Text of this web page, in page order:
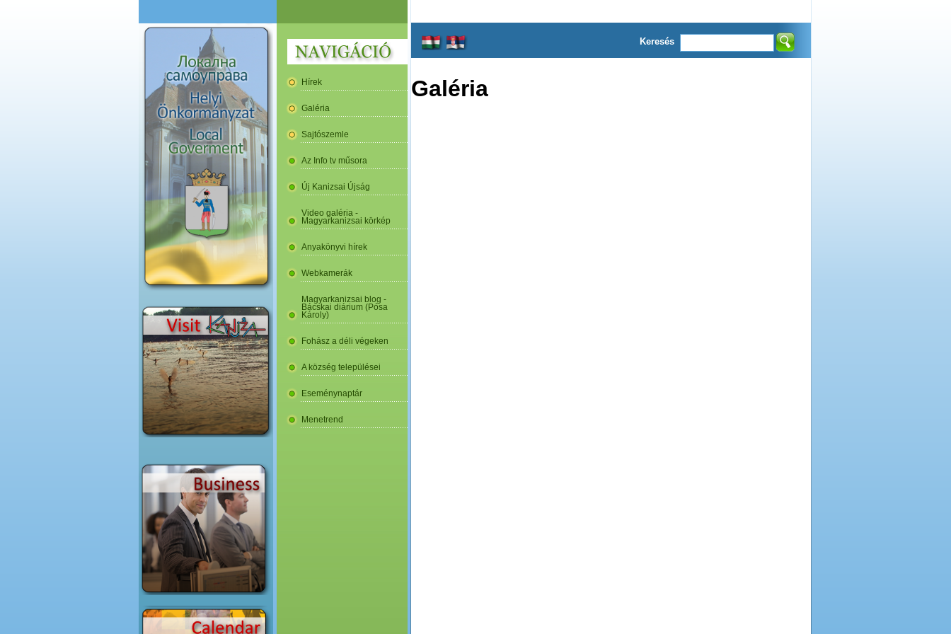
Hírek
Galéria
Sajtószemle
Az Info tv műsora
Új Kanizsai Újság
Video galéria -
Magyarkanizsai körkép
Anyakönyvi hírek
Webkamerák
Magyarkanizsai blog -
Bácskai diárium (Pósa
Károly)
Fohász a déli végeken
A község települései
Eseménynaptár
Menetrend
Keresés
Galéria